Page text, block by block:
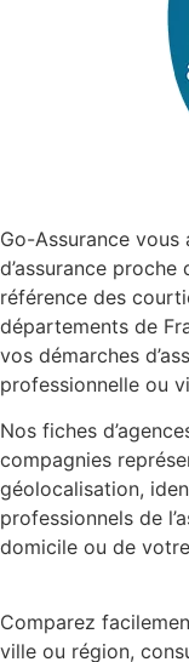
Go-Assurance
d’assurance
référence des
départements de
vos démarches
professionnelle ou
Nos fiches
compagnies
géolocalisation,
professionnels de
domicile ou de
Comparez
ville ou région,